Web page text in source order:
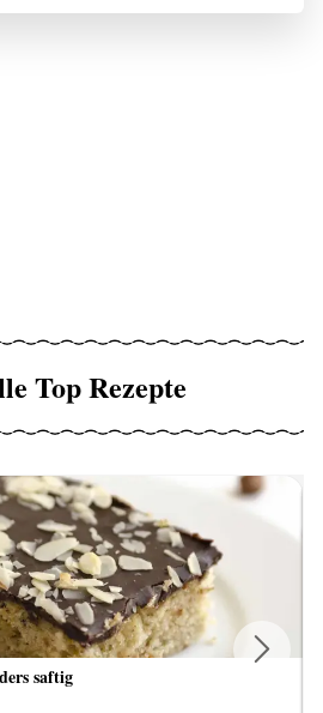
Top Rezepte
saftig